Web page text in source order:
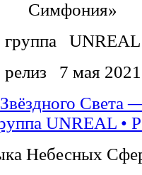
Симфония»
группа
UNREAL
релиз
7 мая 2021
Небесных